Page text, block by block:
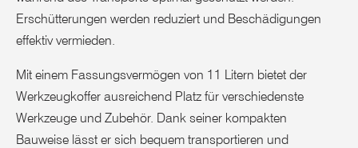
Erschütterungen werden reduziert und Beschädigungen
effektiv vermieden.
Mit einem Fassungsvermögen von 11 Litern bietet der
Werkzeugkoffer ausreichend Platz für verschiedenste
Werkzeuge und Zubehör. Dank seiner kompakten
Bauweise lässt er sich bequem transportieren und